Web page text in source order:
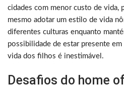
cidades com menor custo de vida,
mesmo adotar um estilo de vida
diferentes culturas enquanto
possibilidade de estar presente
vida dos filhos é inestimável.
Desafios do home